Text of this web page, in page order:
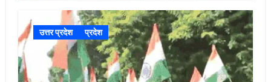
उत्तर प्रदेश प्रदेश